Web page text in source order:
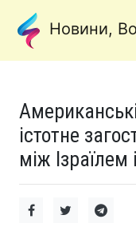
Новини,
істотне
між